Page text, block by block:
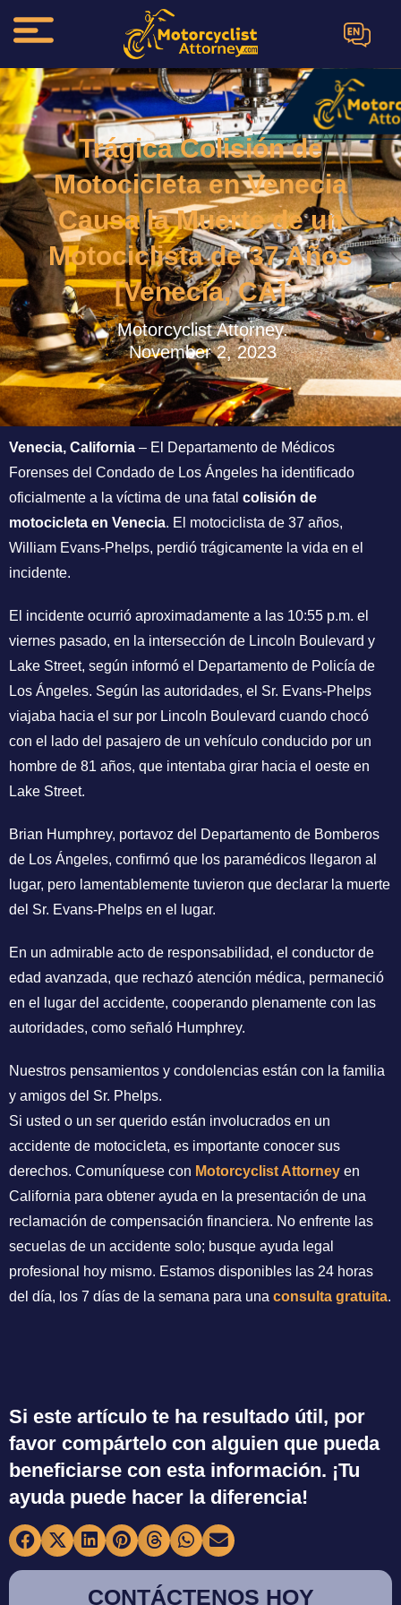
EN
Trágica Colisión de
Motocicleta en Venecia
Causa la Muerte de un
Motociclista de 37 Años
[Venecia, CA]
Motorcyclist Attorney.
November 2, 2023
Venecia, California – El Departamento de Médicos
Forenses del Condado de Los Ángeles ha identificado
oficialmente a la víctima de una fatal colisión de
motocicleta en Venecia. El motociclista de 37 años,
William Evans-Phelps, perdió trágicamente la vida en el
incidente.
El incidente ocurrió aproximadamente a las 10:55 p.m. el
viernes pasado, en la intersección de Lincoln Boulevard y
Lake Street, según informó el Departamento de Policía de
Los Ángeles. Según las autoridades, el Sr. Evans-Phelps
viajaba hacia el sur por Lincoln Boulevard cuando chocó
con el lado del pasajero de un vehículo conducido por un
hombre de 81 años, que intentaba girar hacia el oeste en
Lake Street.
Brian Humphrey, portavoz del Departamento de Bomberos
de Los Ángeles, confirmó que los paramédicos llegaron al
lugar, pero lamentablemente tuvieron que declarar la muerte
del Sr. Evans-Phelps en el lugar.
En un admirable acto de responsabilidad, el conductor de
edad avanzada, que rechazó atención médica, permaneció
en el lugar del accidente, cooperando plenamente con las
autoridades, como señaló Humphrey.
Nuestros pensamientos y condolencias están con la familia
y amigos del Sr. Phelps.
Si usted o un ser querido están involucrados en un
accidente de motocicleta, es importante conocer sus
derechos. Comuníquese con Motorcyclist Attorney en
California para obtener ayuda en la presentación de una
reclamación de compensación financiera. No enfrente las
secuelas de un accidente solo; busque ayuda legal
profesional hoy mismo. Estamos disponibles las 24 horas
del día, los 7 días de la semana para una consulta gratuita.
Si este artículo te ha resultado útil, por
favor compártelo con alguien que pueda
beneficiarse con esta información. ¡Tu
ayuda puede hacer la diferencia!
CONTÁCTENOS HOY